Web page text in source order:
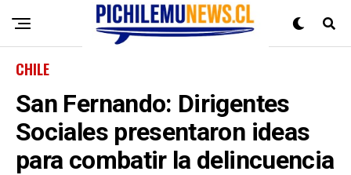
CHILE
San Fernando: Dirigentes
Sociales presentaron ideas
para combatir la delincuencia